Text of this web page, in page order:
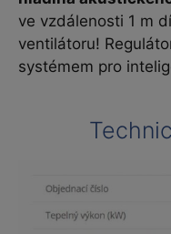
ve vzdálenosti 1 m
ventilátoru!
systémem pro